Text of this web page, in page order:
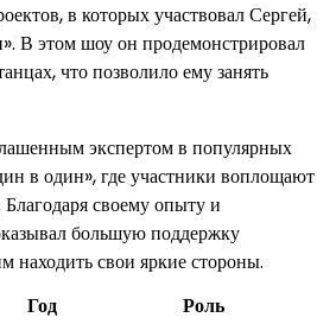
в которых участвовал Сергей,
В этом шоу он продемонстрировал
что позволило ему занять
экспертом в популярных
в один», где участники воплощают
Благодаря своему опыту и
большую поддержку
находить свои яркие стороны.
Год
Роль